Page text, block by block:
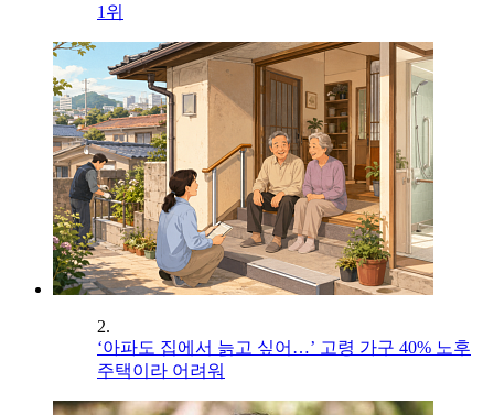
1위
2.
‘아파도 집에서 늙고 싶어…’ 고령 가구 40% 노후
주택이라 어려워